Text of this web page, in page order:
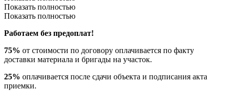
Показать полностью
Показать полностью
Работаем без предоплат!
75% от стоимости по договору оплачивается по факту
доставки материала и бригады на участок.
25% оплачивается после сдачи объекта и подписания акта
приемки.